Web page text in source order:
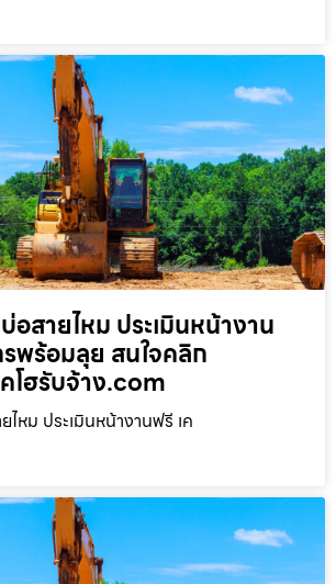
อสายไหม ประเมินหน้างาน
พร้อมลุย สนใจคลิก
โฮรับจ้าง.com
หม ประเมินหน้างานฟรี เค